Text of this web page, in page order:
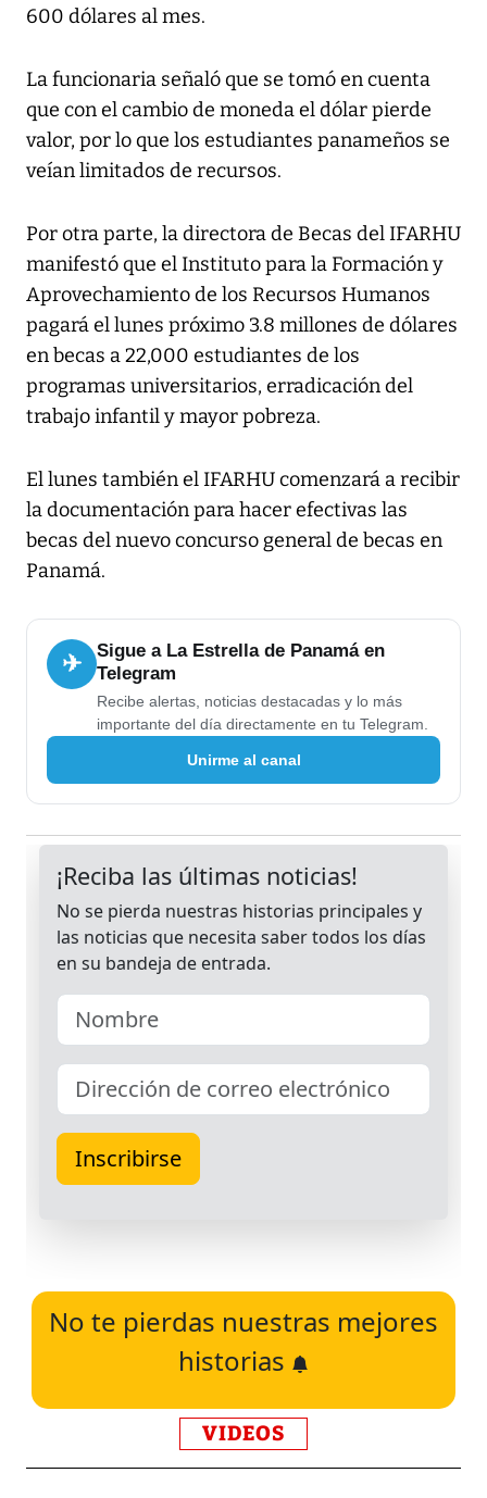
600 dólares al mes.
La funcionaria señaló que se tomó en cuenta
que con el cambio de moneda el dólar pierde
valor, por lo que los estudiantes panameños se
veían limitados de recursos.
Por otra parte, la directora de Becas del IFARHU
manifestó que el Instituto para la Formación y
Aprovechamiento de los Recursos Humanos
pagará el lunes próximo 3.8 millones de dólares
en becas a 22,000 estudiantes de los
programas universitarios, erradicación del
trabajo infantil y mayor pobreza.
El lunes también el IFARHU comenzará a recibir
la documentación para hacer efectivas las
becas del nuevo concurso general de becas en
Panamá.
✈
Sigue a La Estrella de Panamá en
Telegram
Recibe alertas, noticias destacadas y lo más
importante del día directamente en tu Telegram.
Unirme al canal
No te pierdas nuestras mejores
historias
VIDEOS